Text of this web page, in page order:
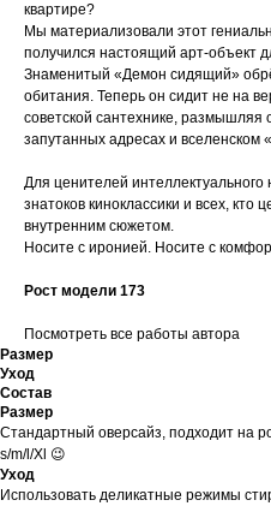
квартире?
Мы материализовали этот
получился настоящий арт-объект
Знаменитый «Демон сидящий»
обитания. Теперь он сидит не на
советской сантехнике, размышляя
запутанных адресах и вселенском
Для ценителей интеллектуального
знатоков киноклассики и всех, кто
внутренним сюжетом.
Носите с иронией. Носите с
Рост модели 173
Посмотреть все работы автора
Размер
Уход
Состав
Размер
Стандартный оверсайз, подходит на
s/m/l/Xl 😉
Уход
Использовать деликатные режимы